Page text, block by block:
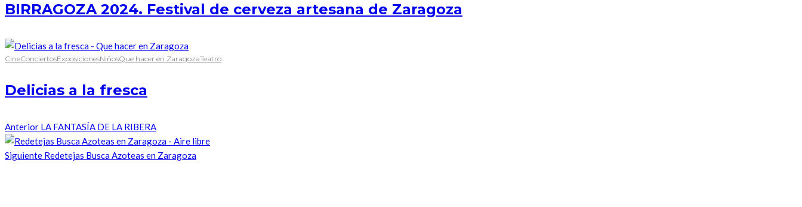
BIRRAGOZA 2024. Festival de cerveza artesana de Zaragoza
CineConciertosExposicionesNiñosQue hacer en ZaragozaTeatro
Delicias a la fresca
Anterior LA FANTASÍA DE LA RIBERA
Siguiente Redetejas Busca Azoteas en Zaragoza